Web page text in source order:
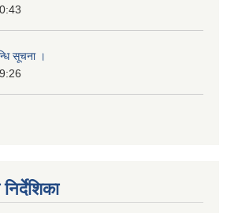
सूचना ।